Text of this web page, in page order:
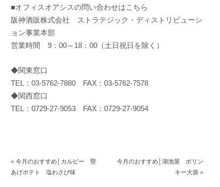
■オフィスオアシスの問い合わせはこちら
阪神酒販株式会社 ストラテジック・ディストリビューシ
ョン事業本部
営業時間 9：00～18：00（土日祝日を除く）
◆関東窓口
TEL：03-5762-7880 FAX：03-5762-7578
◆関西窓口
TEL：0729-27-9053 FAX：0729-27-9054
« 今月のおすすめ│カルビー 堅
あげポテト 塩わさび味
今月のおすすめ│湖池屋 ポリン
キー大袋»